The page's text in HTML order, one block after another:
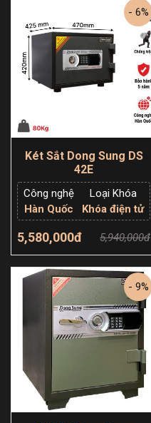
- 6%
Két Sắt Dong Sung DS
42E
Công nghệ
Hàn Quốc
Loại Khóa
Khóa điện tử
5,580,000đ 5,940,000đ
Thêm giỏ hàng
- 9%